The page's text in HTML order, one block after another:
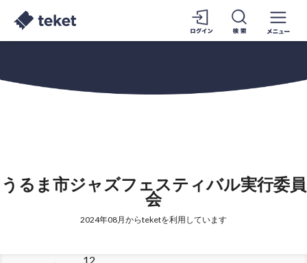
うるま市ジャズフェスティバル実行委員
会
2024年08月からteketを利用しています
12